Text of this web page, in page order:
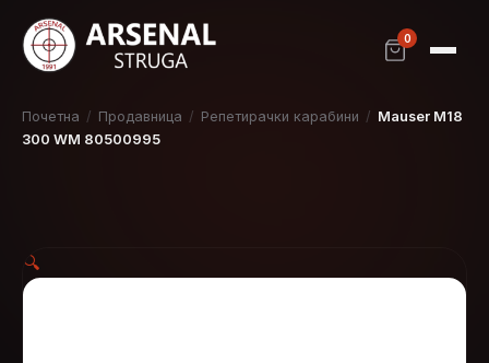
0
Почетна / Продавница / Репетирачки карабини / Mauser M18
300 WM 80500995
🔍